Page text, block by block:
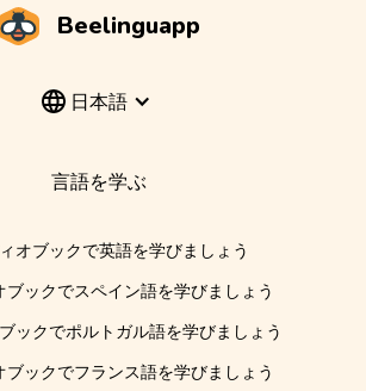
Beelinguapp
日本語
言語を学ぶ
オブックで英語を学びましょう
ブックでスペイン語を学びましょう
ックでポルトガル語を学びましょう
ブックでフランス語を学びましょう